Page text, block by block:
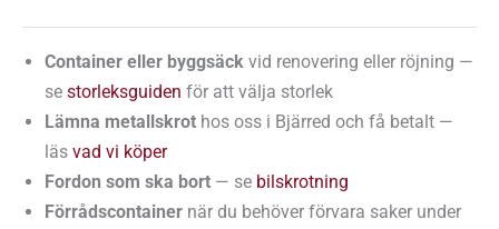
Container eller byggsäck vid renovering eller röjning —
se storleksguiden för att välja storlek
Lämna metallskrot hos oss i Bjärred och få betalt —
läs vad vi köper
Fordon som ska bort — se bilskrotning
Förrådscontainer när du behöver förvara saker under